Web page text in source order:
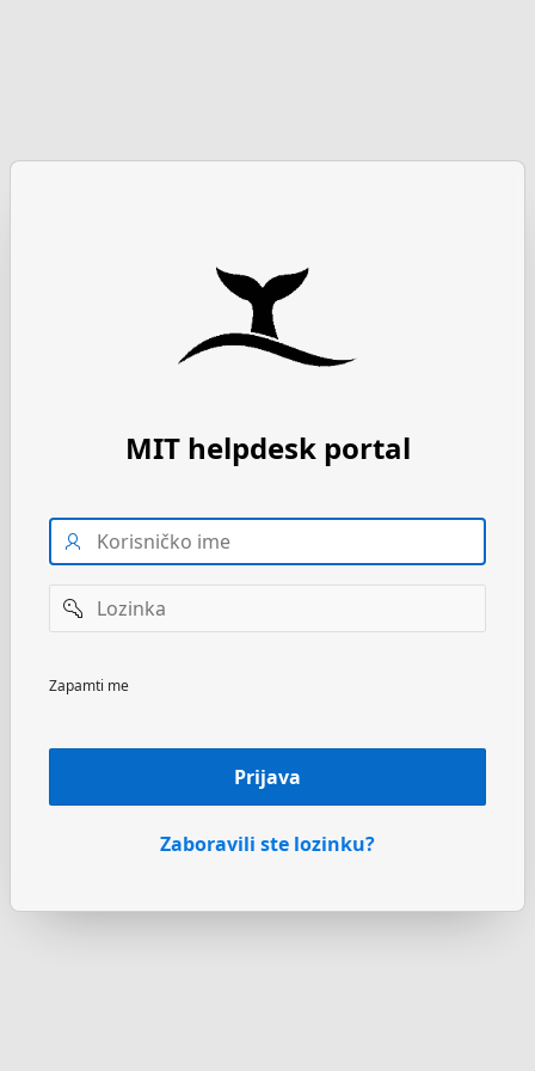
MIT helpdesk portal
Korisničko
ime
Lozinka
Zapamti me
Prijava
Zaboravili ste lozinku?